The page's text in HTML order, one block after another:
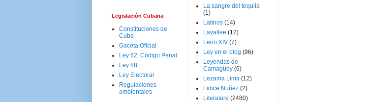
Legislación Cubana
Constituciones de
Cuba
Gaceta Oficial
Ley 62. Código Penal
Ley 88
Ley Electoral
Regulaciones
ambientales
La sangre del tequila
(1)
Latinos (14)
Lavallee (12)
Leon XIV (7)
Ley en el blog (96)
Leyendas de
Camagüey (6)
Lezama Lima (12)
Lidice Nuñez (2)
Literature (2480)